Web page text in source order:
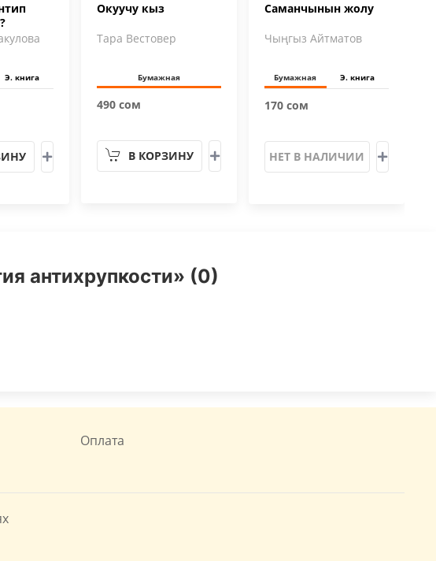
Э. книга
Окуучу кыз
Тара Вестовер
Бумажная
490 сом
В КОРЗИНУ
Саманчынын жолу
Чыңгыз Айтматов
Бумажная Э. книга
170 сом
НЕТ В НАЛИЧИИ
антихрупкости» (0)
Оплата